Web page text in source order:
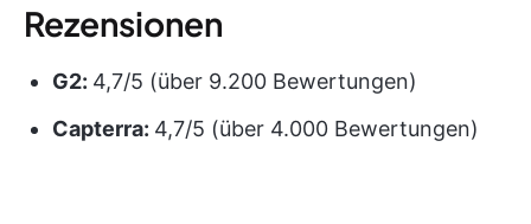
Rezensionen
G2: 4,7/5 (über 9.200 Bewertungen)
Capterra: 4,7/5 (über 4.000 Bewertungen)